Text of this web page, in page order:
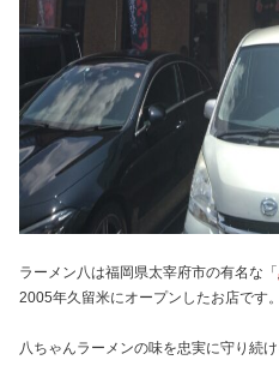
ラーメン八は福岡県太宰府市の有名な「
2005年久留米にオープンしたお店です。
八ちゃんラーメンの味を忠実に守り続